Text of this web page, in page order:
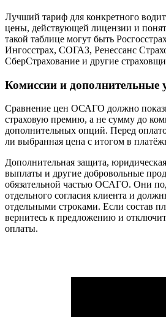
Лучший тариф для конкретного
цены, действующей лицензии и
такой таблице могут быть
Ингосстрах, СОГАЗ, Ренессанс
СберСтрахование и другие
Комиссии и дополнительные
Сравнение цен ОСАГО должно
страховую премию, а не сумму до
дополнительных опций. Перед
ли выбранная цена с итогом в
Дополнительная защита,
выплаты и другие добровольные
обязательной частью ОСАГО. Они
отдельного согласия клиента и
отдельными строками. Если состав
вернитесь к предложению и
оплаты.